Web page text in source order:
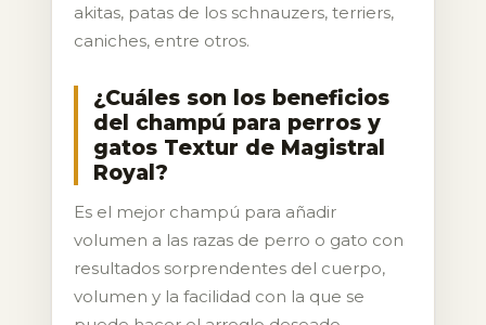
akitas, patas de los schnauzers, terriers,
caniches, entre otros.
¿Cuáles son los beneficios
del champú para perros y
gatos Textur de Magistral
Royal?
Es el mejor champú para añadir
volumen a las razas de perro o gato con
resultados sorprendentes del cuerpo,
volumen y la facilidad con la que se